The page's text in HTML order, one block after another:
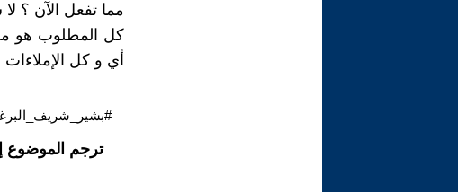
مما تفعل الآن ؟
كل المطلوب هو
أي و كل الإملاءات
ترجم الموضوع